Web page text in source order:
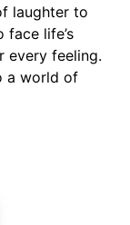
laughter to
life’s
every feeling.
a world of